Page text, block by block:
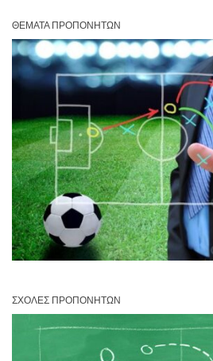
ΘΈΜΑΤΑ ΠΡΟΠΟΝΗΤΏΝ
ΣΧΟΛΈΣ ΠΡΟΠΟΝΗΤΏΝ